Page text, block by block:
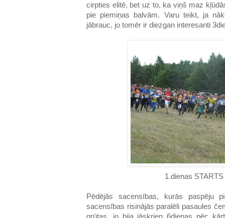
cirpties elitē, bet uz to, ka viņš maz
pie piemiņas balvām. Varu teikt, ja
jābrauc, jo tomēr ir diezgan interesanti
1.dienas
Pēdējās sacensības, kurās paspēju
sacensības risinājās paralēli pasaules